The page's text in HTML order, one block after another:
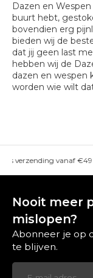
Dazen en
buurt hebt,
bovendien erg
bieden wij de
dat jij geen last
hebben wij de
dazen en wespen
worden wie wilt
vanaf €49
Nooit meer
mislopen?
Abonneer je op
te blijven.